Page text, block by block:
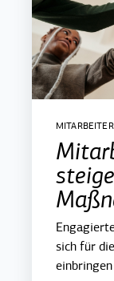
sich für
einbringen